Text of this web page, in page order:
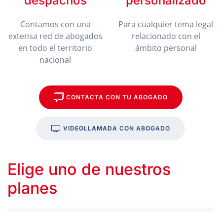
Contamos con una
extensa red de abogados
en todo el territorio
nacional
Para cualquier tema legal
relacionado con el
ámbito personal
CONTACTA CON TU ABOGADO
VIDEOLLAMADA CON ABOGADO
Elige uno de nuestros
planes